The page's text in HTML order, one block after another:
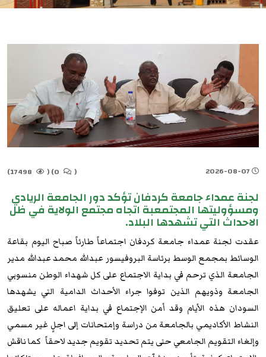
(
(
لجنة عمداء جامعة كردفان تؤكد دور الجامعة الريادي
ومسؤوليتها المجتمعبة اتجاه مجتمع الولاية في ظل
الاحداث التي تشهدها البلاد.
عقدت لجنة عمداء جامعة كردفان اجتماعاً طارئاً صباح اليوم بقاعة
الوسائط بمجمع الوسط برئاسة البروفيسور عبدالله محمد عبدالله مدير
الجامعة الذي ترحم في بداية الاجتماع على كل شهداء الوطن منسوبي
الجامعة وذويهم الذين توفوا جراء الأحداث الدامية التي يشهدها
السودان هذه الأيام وقد أمن الإجتماع في بداية اعماله على تعليق
النشاط الأكاديمي بالجامعة من دراسة وإمتحانات إلى اجلٍ غير مسمي
وإلغاء التقويم الجامعي حتى يتم تحديد تقويم جديد لاحقاً كما ناقش